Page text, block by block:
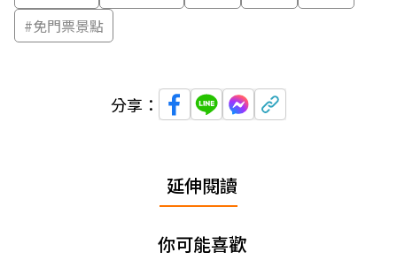
#免門票景點
分享：
延伸閱讀
你可能喜歡